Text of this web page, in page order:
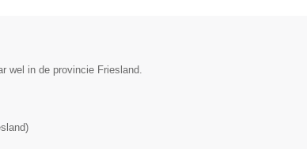
wel in de provincie Friesland.
)